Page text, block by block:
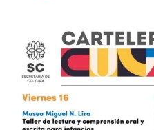
Consulta
para
el
Programa
Sectorial
de
Turismo